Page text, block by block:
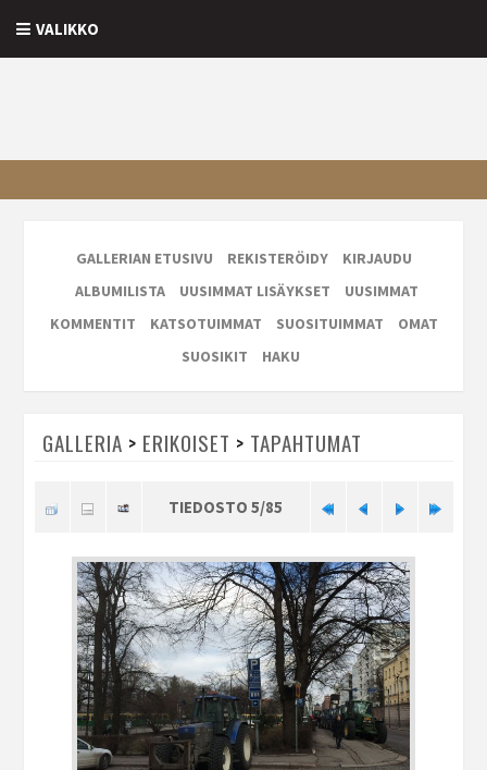
VALIKKO
GALLERIAN ETUSIVU REKISTERÖIDY
KIRJAUDU
ALBUMILISTA
UUSIMMAT LISÄYKSET
UUSIMMAT
KOMMENTIT
KATSOTUIMMAT SUOSITUIMMAT
OMAT
SUOSIKIT
HAKU
GALLERIA > ERIKOISET > TAPAHTUMAT
TIEDOSTO 5/85